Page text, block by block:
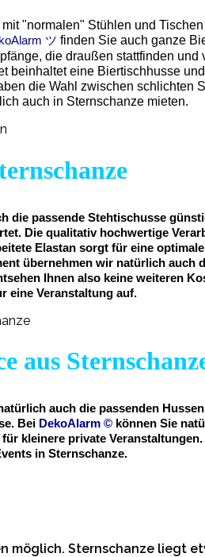
"normalen" Stühlen und
ツ finden Sie auch ganze
die draußen stattfinden
beinhaltet eine Biertischhusse
die Wahl zwischen schlichten
auch in Sternschanze mieten.
passende Stehtischusse
Die qualitativ hochwertige
Elastan sorgt für eine
übernehmen wir natürlich auch
Ihnen also keine weiteren
eine Veranstaltung auf.
aus
auch die passenden
Bei DekoAlarm © können Sie
kleinere private
in Sternschanze.
möglich. Sternschanze liegt